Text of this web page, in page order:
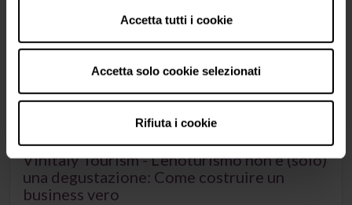
Accetta tutti i cookie
Accetta solo cookie selezionati
Rifiuta i cookie
Potrebbe interressarti anche
mercoledì, 9 aprile 2025
Vinitaly Tourism - L’enoturismo non è (solo)
una degustazione: Come costruire un
business vero